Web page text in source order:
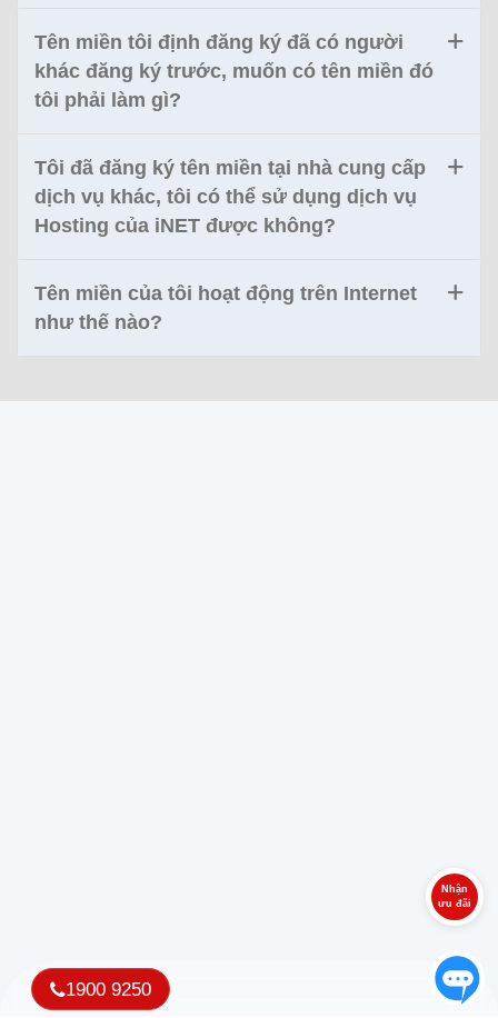
Tên miền tôi định đăng ký đã có người
khác đăng ký trước, muốn có tên miền đó
tôi phải làm gì?
Tôi đã đăng ký tên miền tại nhà cung cấp
dịch vụ khác, tôi có thể sử dụng dịch vụ
Hosting của iNET được không?
Tên miền của tôi hoạt động trên Internet
như thế nào?
1900 9250
Nhận
ưu đãi